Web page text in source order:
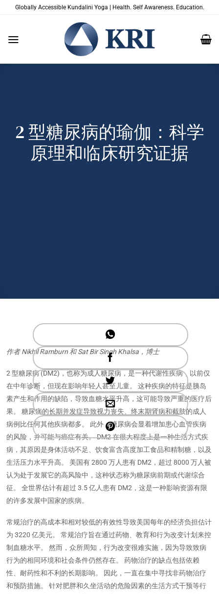
Globally Accessible Kundalini Yoga | Health. Self Awareness. Education.
2 型糖尿病的瑜伽：科学
原理和临床研究证据
作者 Nikhil Ramburn 和 Sat Bir Singh Khalsa，博士
2 型糖尿病 (DM2)，也称为成人糖尿病，是一种代谢性疾病，以前仅
在中年诊断，但现在影响年轻人甚至儿童。 这种疾病的特征是胰岛
素产生和作用的缺陷，导致血糖水平升高，这可能导致严重的医疗后
果。 糖尿病的长期并发症导致视力丧失、终末期肾病和截肢的成人
病例比任何其他疾病都多。 此外，糖尿病会显着增加患心血管疾病
的风险，并可能与癌症有关。 DM2 在很大程度上是一种生活方式疾
病，其原因是身体活动不足、饮食富含高度加工食品和精制糖，以及
生活压力水平升高。 美国有 2800 万人患有 DM2，超过 8000 万人被
认为处于发展它的高风险中，这种状态称为糖尿病前期或代谢综合
征。 全世界估计有超过 3.5 亿人患有 DM2，这是一种影响资源有限
的许多发展中国家的疾病。
常规治疗的高成本和相对较低的有效性导致美国每年的经济负担估计
为 3220 亿美元。 常规治疗旨在通过药物、教育和行为改变计划来控
制血糖水平。 然而，众所周知，行为改变很难实施，因为导致致病
行为的相同环境和社会条件仍然存在。 药物治疗的缺点包括依赖
性、耐药性和不利的长期影响。 因此，一直在集中寻找非药物治疗
和预防措施。 针对肥胖和久坐活动的危险因素的生活方式干预等行